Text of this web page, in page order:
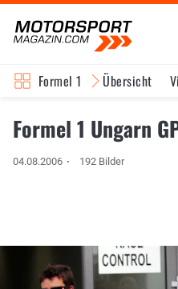
Formel 1 Übersicht
Formel 1 Ungarn
04.08.2006 192 Bilder